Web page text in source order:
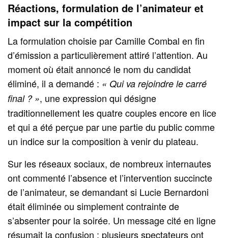
Réactions, formulation de l’animateur et
impact sur la compétition
La formulation choisie par Camille Combal en fin
d’émission a particulièrement attiré l’attention. Au
moment où était annoncé le nom du candidat
éliminé, il a demandé : « Qui va rejoindre le carré
final ? », une expression qui désigne
traditionnellement les quatre couples encore en lice
et qui a été perçue par une partie du public comme
un indice sur la composition à venir du plateau.
Sur les réseaux sociaux, de nombreux internautes
ont commenté l’absence et l’intervention succincte
de l’animateur, se demandant si Lucie Bernardoni
était éliminée ou simplement contrainte de
s’absenter pour la soirée. Un message cité en ligne
résumait la confusion : plusieurs spectateurs ont